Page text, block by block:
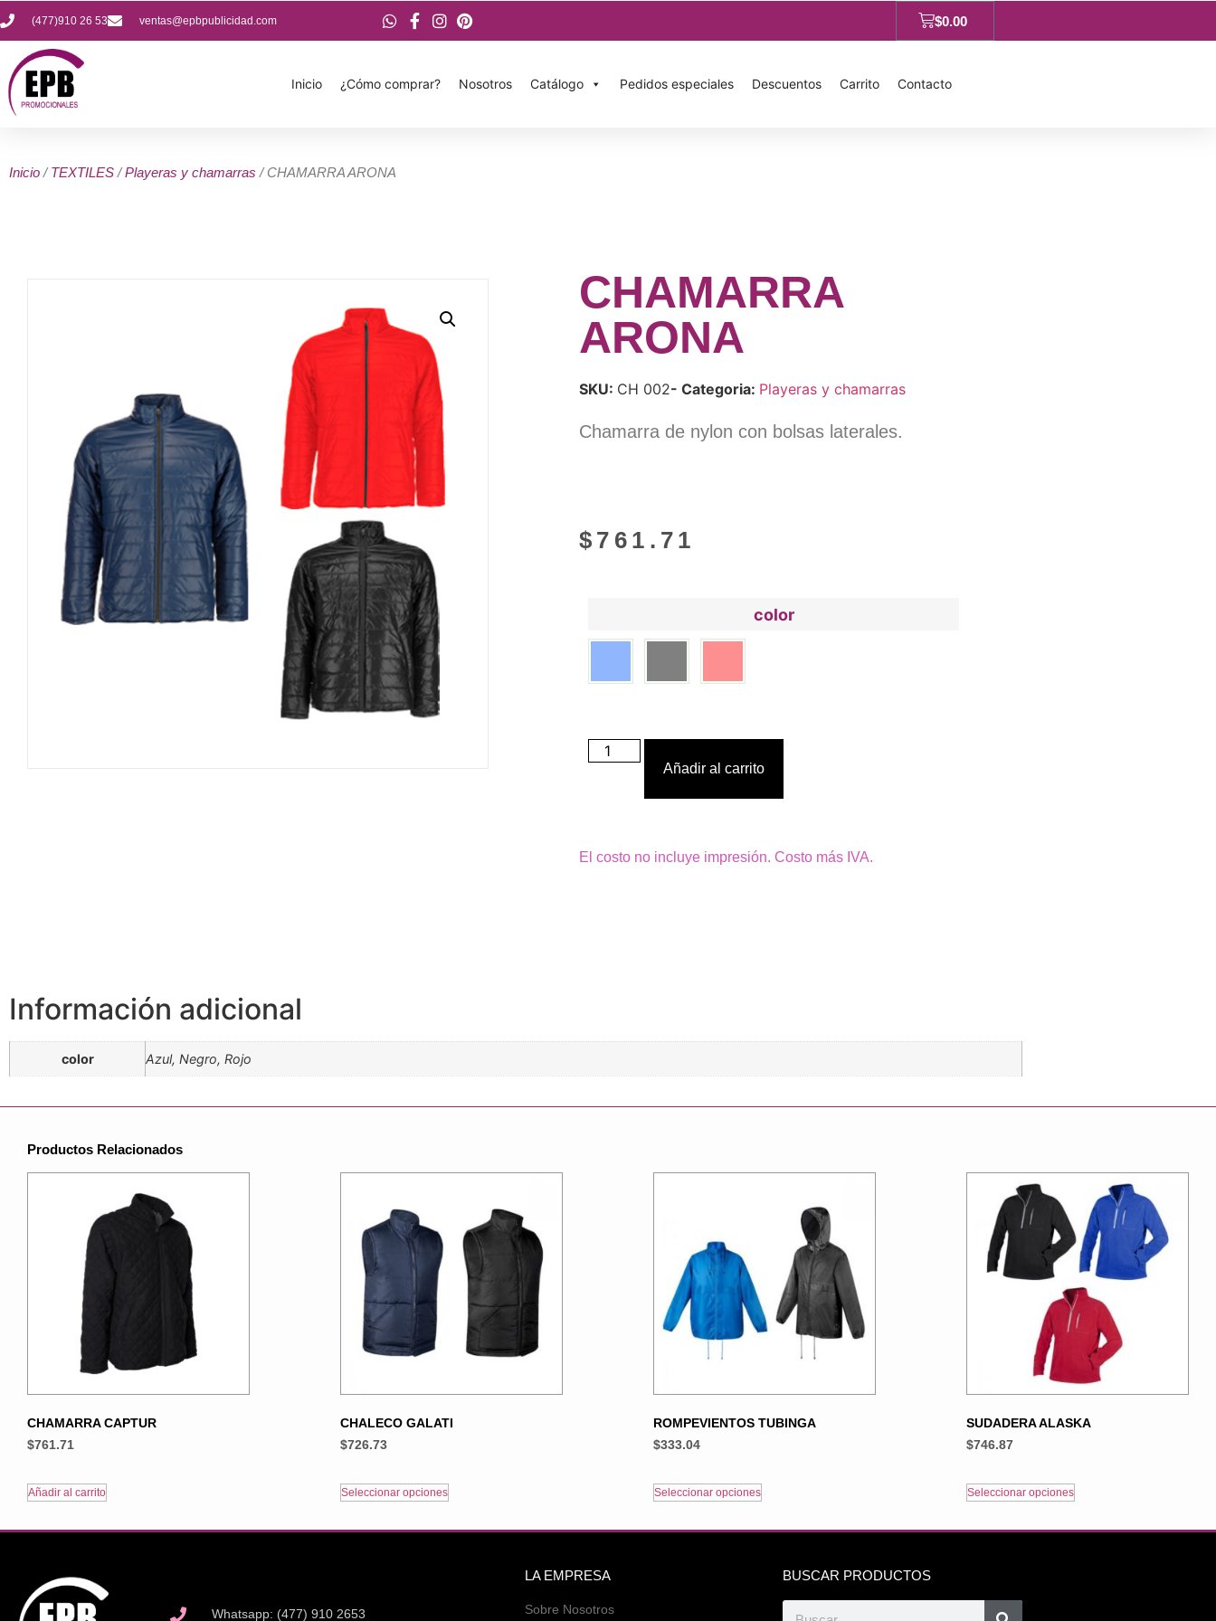
(477)910 26 53 ventas@epbpublicidad.com $0.00
Inicio ¿Cómo comprar? Nosotros Catálogo Pedidos especiales Descuentos Carrito Contacto
Inicio /TEXTILES /Playeras y chamarras / CHAMARRA ARONA
CHAMARRA
ARONA
SKU: CH 002- Categoria: Playeras y chamarras
Chamarra de nylon con bolsas laterales.
$ 761.71
color
Añadir al carrito
El costo no incluye impresión. Costo más IVA.
Información adicional
color Azul, Negro, Rojo
Productos Relacionados
CHAMARRA CAPTUR
$761.71
Añadir al carrito
CHALECO GALATI
$726.73
Seleccionar opciones
ROMPEVIENTOS TUBINGA
$333.04
Seleccionar opciones
SUDADERA ALASKA
$746.87
Seleccionar opciones
Whatsapp: (477) 910 2653
LA EMPRESA
Sobre Nosotros
BUSCAR PRODUCTOS